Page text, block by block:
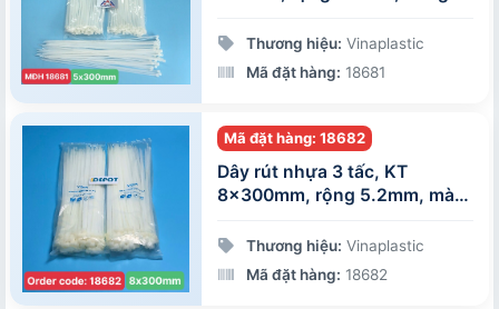
Thương hiệu: Vinaplastic
Mã đặt hàng: 18681
Mã đặt hàng: 18682
Dây rút nhựa 3 tấc, KT
8x300mm, rộng 5.2mm, màu
Thương hiệu: Vinaplastic
Mã đặt hàng: 18682